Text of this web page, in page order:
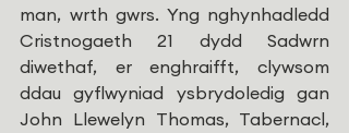
man, wrth gwrs. Yng nghynhadledd
Cristnogaeth 21 dydd Sadwrn
diwethaf, er enghraifft, clywsom
ddau gyflwyniad ysbrydoledig gan
John Llewelyn Thomas, Tabernacl,